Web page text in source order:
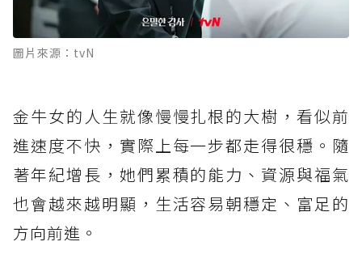
圖片來源：tvN
金牛女的人生就像慢慢扎根的大樹，看似前
進速度不快，實際上每一步都走得很穩。隨
著年紀增長，她們累積的能力、資源與福氣
也會越來越明顯，生活容易朝穩定、富足的
方向前進。